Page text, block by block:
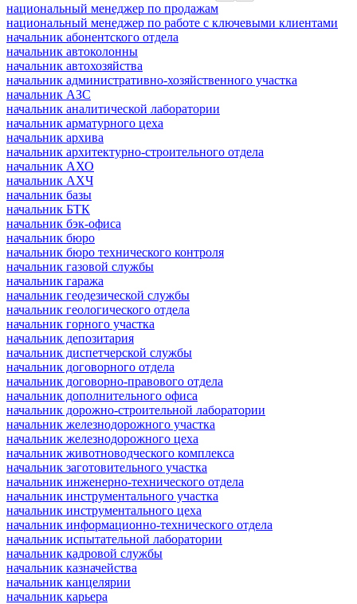
национальный менеджер по продажам
национальный менеджер по работе с ключевыми клиентами
начальник абонентского отдела
начальник автоколонны
начальник автохозяйства
начальник административно-хозяйственного участка
начальник АЗС
начальник аналитической лаборатории
начальник арматурного цеха
начальник архива
начальник архитектурно-строительного отдела
начальник АХО
начальник АХЧ
начальник базы
начальник БТК
начальник бэк-офиса
начальник бюро
начальник бюро технического контроля
начальник газовой службы
начальник гаража
начальник геодезической службы
начальник геологического отдела
начальник горного участка
начальник депозитария
начальник диспетчерской службы
начальник договорного отдела
начальник договорно-правового отдела
начальник дополнительного офиса
начальник дорожно-строительной лаборатории
начальник железнодорожного участка
начальник железнодорожного цеха
начальник животноводческого комплекса
начальник заготовительного участка
начальник инженерно-технического отдела
начальник инструментального участка
начальник инструментального цеха
начальник информационно-технического отдела
начальник испытательной лаборатории
начальник кадровой службы
начальник казначейства
начальник канцелярии
начальник карьера